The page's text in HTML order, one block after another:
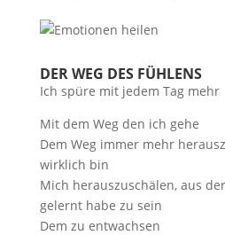
DER WEG DES FÜHLENS
Ich spüre mit jedem Tag mehr
Mit dem Weg den ich gehe
Dem Weg immer mehr
wirklich bin
Mich herauszuschälen, aus
gelernt habe zu sein
Dem zu entwachsen